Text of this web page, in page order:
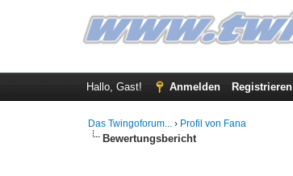
Hallo, Gast! Anmelden Registrieren
Das Twingoforum... › Profil von Fana
Bewertungsbericht